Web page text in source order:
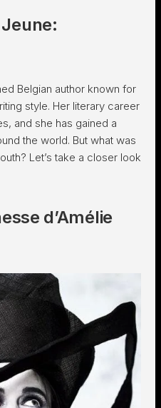
Belgian author known for
style. Her literary career
and she has gained a
the world. But what was
Let’s take a closer look
d’Amélie